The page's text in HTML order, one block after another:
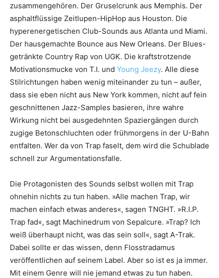
zusammengehören. Der Grusel­crunk aus Memphis. Der
asphaltflüssige Zeitlupen-HipHop aus Houston. Die
hyper­energetischen Club-Sounds aus Atlanta und Miami.
Der hausgemachte Bounce aus New Orleans. Der Blues-
getränkte Country Rap von UGK. Die kraftstrotzende
Motivationsmucke von T.I. und Young Jeezy. Alle diese
Stilrichtungen haben wenig miteinander zu tun – außer,
dass sie eben nicht aus New York kommen, nicht auf fein
geschnittenen Jazz-Samples basieren, ihre wahre
Wirkung nicht bei ausgedehnten Spaziergängen durch
zugige Betonschluchten oder frühmorgens in der U-Bahn
entfalten. Wer da von Trap faselt, dem wird die Schublade
schnell zur Argumentationsfalle.
Die Protagonisten des Sounds selbst wollen mit Trap
ohnehin nichts zu tun haben. »Alle machen Trap, wir
machen einfach etwas anderes«, sagen TNGHT. »R.I.P.
Trap fad«, sagt Machinedrum von Sepalcure. »Trap? Ich
weiß überhaupt nicht, was das sein soll«, sagt A-Trak.
Dabei sollte er das wissen, denn Flosstradamus
veröffentlichen auf seinem Label. Aber so ist es ja immer.
Mit einem Genre will nie jemand etwas zu tun haben.